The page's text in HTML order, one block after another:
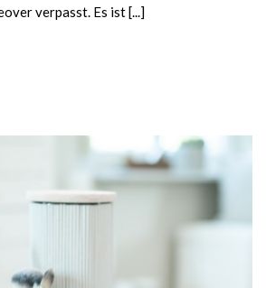
verpasst. Es ist [...]